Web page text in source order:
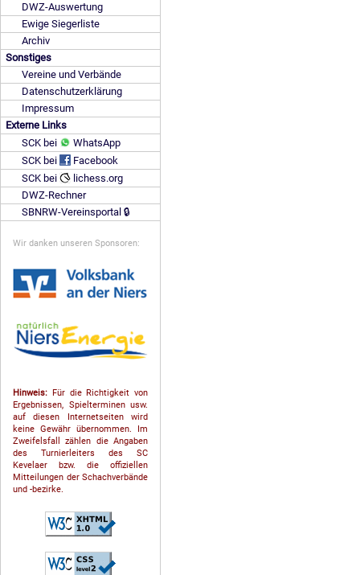
DWZ-Auswertung
Ewige Siegerliste
Archiv
Sonstiges
Vereine und Verbände
Datenschutzerklärung
Impressum
Externe Links
SCK bei
WhatsApp
SCK bei
Facebook
SCK bei
lichess.org
DWZ-Rechner
SBNRW-Vereinsportal 🔒
Wir danken unseren Sponsoren:
Hinweis: Für die Richtigkeit von
Ergebnissen, Spielterminen usw.
auf diesen Internetseiten wird
keine Gewähr übernommen. Im
Zweifelsfall zählen die Angaben
des Turnierleiters des SC
Kevelaer bzw. die offiziellen
Mitteilungen der Schach­ver­bände
und -bezirke.